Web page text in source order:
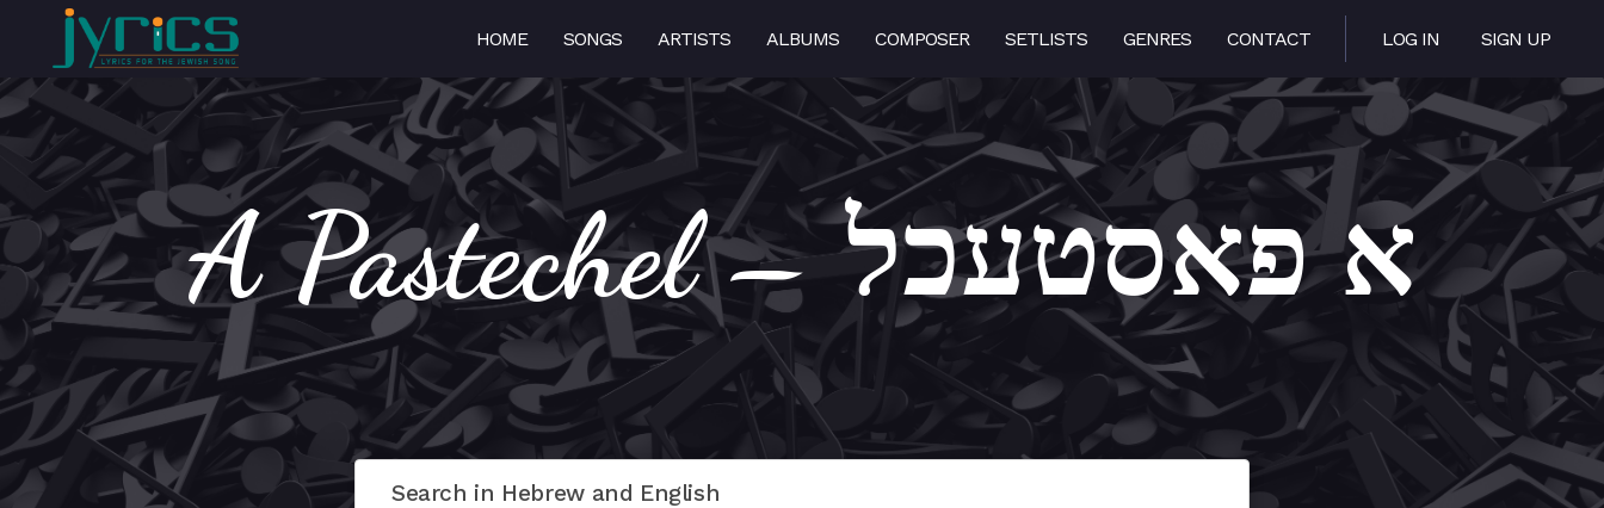
HOME SONGS ARTISTS ALBUMS COMPOSER SETLISTS GENRES CONTACT LOG IN SIGN UP
A Pastechel – א פאסטעכל
Search in Hebrew and English